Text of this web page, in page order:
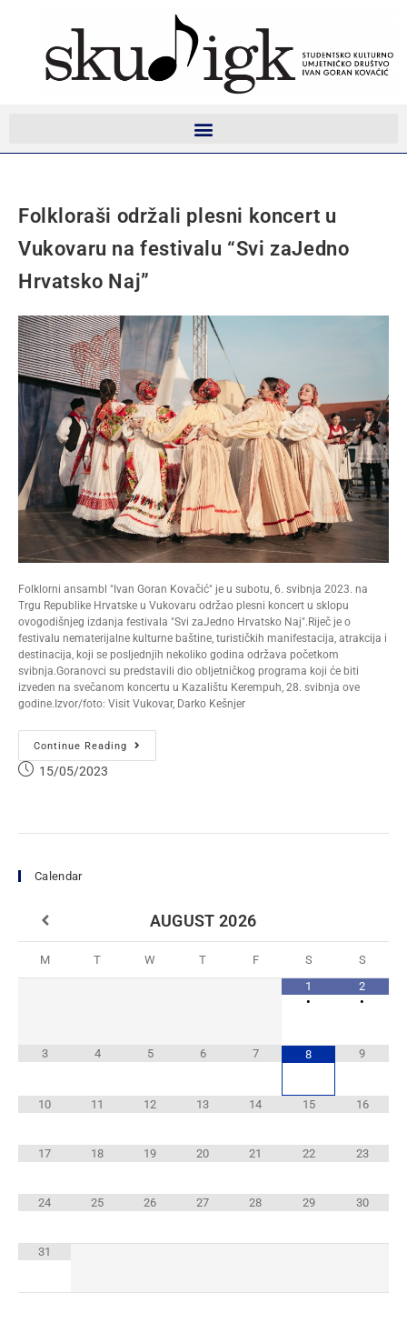
Folkloraši održali plesni koncert u
Vukovaru na festivalu “Svi zaJedno
Hrvatsko Naj”
Folklorni ansambl "Ivan Goran Kovačić" je u subotu, 6. svibnja 2023. na
Trgu Republike Hrvatske u Vukovaru održao plesni koncert u sklopu
ovogodišnjeg izdanja festivala "Svi zaJedno Hrvatsko Naj".Riječ je o
festivalu nematerijalne kulturne baštine, turističkih manifestacija, atrakcija i
destinacija, koji se posljednjih nekoliko godina održava početkom
svibnja.Goranovci su predstavili dio obljetničkog programa koji će biti
izveden na svečanom koncertu u Kazalištu Kerempuh, 28. svibnja ove
godine.Izvor/foto: Visit Vukovar, Darko Kešnjer
Continue Reading
15/05/2023
Calendar
AUGUST 2026
M T W T F S
S
1
•
2
•
3 4 5 6 7 8 9
10 11 12 13 14 15 16
17 18 19 20 21 22 23
24 25 26 27 28 29 30
31